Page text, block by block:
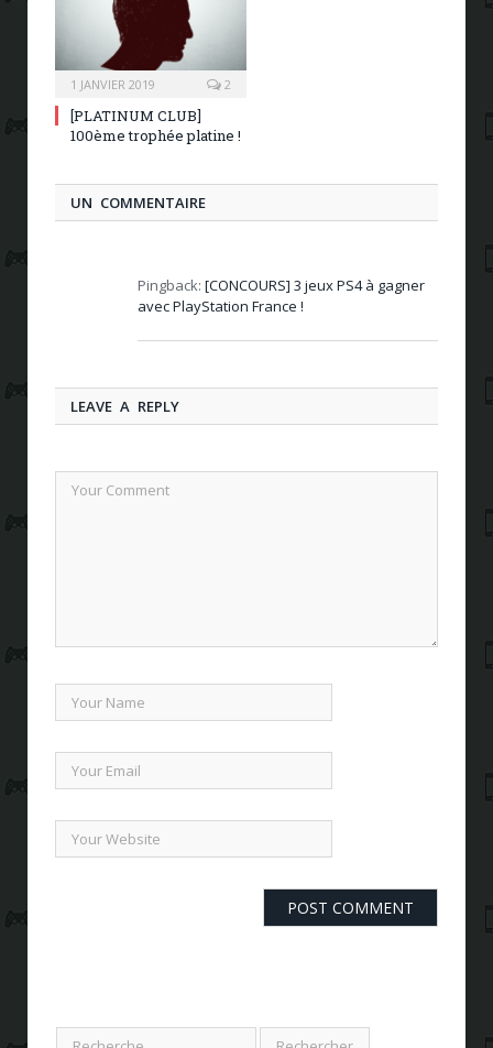
1 JANVIER 2019 2
[PLATINUM CLUB]
100ème trophée platine !
UN COMMENTAIRE
Pingback: [CONCOURS] 3 jeux PS4 à gagner
avec PlayStation France !
LEAVE A REPLY